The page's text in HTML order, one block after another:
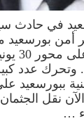
في حادث
أمن بورسعيد
قليل،
وتحرك عدد
ببورسعيد
نقل
…